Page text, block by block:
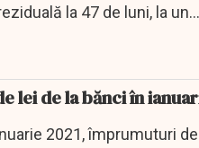
la 47 de luni, la un
lei de la bănci în
2021, împrumuturi